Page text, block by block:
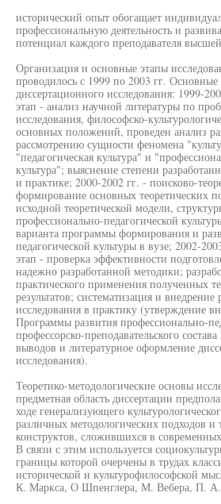
исторический опыт обогащает
профессиональную деятельность и
потенциал каждого преподавателя
Организация и основные этапы
проводилось с 1999 по 2003 гг. Основные
диссертационного исследования: 1999-
этап - анализ научной литературы по
исследования, философско-
основных положений, проведен анализ
рассмотрению сущности феномена
"педагогическая культура" и
культура"; выяснение степени
и практике; 2000-2002 гг. - поисково-
формирование основных теоретических
исходной теоретической модели,
профессионально-педагогической
варианта программы формирования и
педагогической культуры в вузе; 2002-
этап - проверка эффективности
надежно разработанной методики;
практического применения полученных
результатов; систематизация и внедрение
исследования в практику (утверждение
Программы развития профессионально-
профессорско-преподавательского
выводов и литературное оформление
исследования).
Теоретико-методологические основы
предметная область диссертации
ходе генерализующего
различных методологических подходов и
конструктов, сложившихся в
В связи с этим используется
границы которой очерчены в трудах
исторической и культурофилософской
К. Маркса, О Шпенглера, М. Вебера, П.